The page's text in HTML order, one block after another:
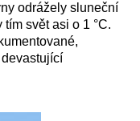
odrážely sluneční
svět asi o 1 °C.